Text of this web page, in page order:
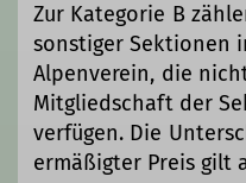
Zur Kategorie B
sonstiger Sektionen
Alpenverein, die
Mitgliedschaft der
verfügen. Die
ermäßigter Preis gilt